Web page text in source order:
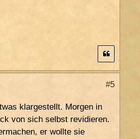
#5
klargestellt. Morgen in
von sich selbst revidieren.
er wollte sie